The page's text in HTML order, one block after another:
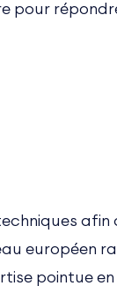
européen
pointue